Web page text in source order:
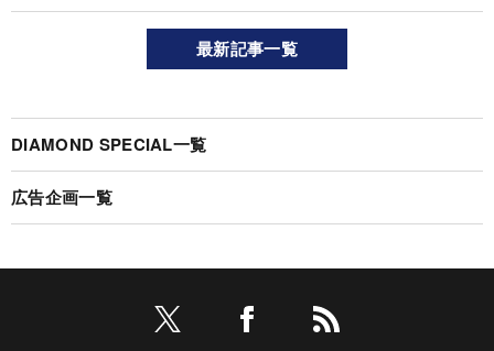
最新記事一覧
DIAMOND SPECIAL一覧
広告企画一覧